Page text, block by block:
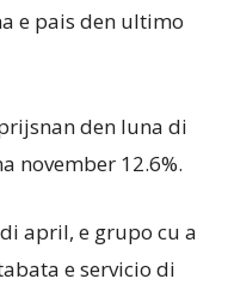
e pais den ultimo
den luna di
november 12.6%.
april, e grupo cu a
e servicio di